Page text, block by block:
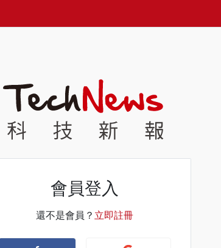
會員登入
還不是會員？ 立即註冊